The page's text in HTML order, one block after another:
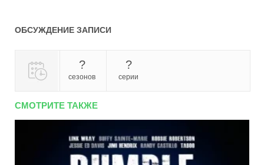
ОБСУЖДЕНИЕ ЗАПИСИ
?
сезонов
?
серии
СМОТРИТЕ ТАКЖЕ